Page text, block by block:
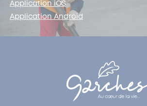
Application iOS
Application Android